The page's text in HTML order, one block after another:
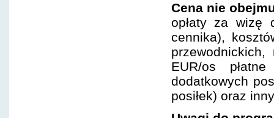
Cena nie
opłaty za wizę
cennika),
EUR/os
dodatkowych
posiłek) oraz